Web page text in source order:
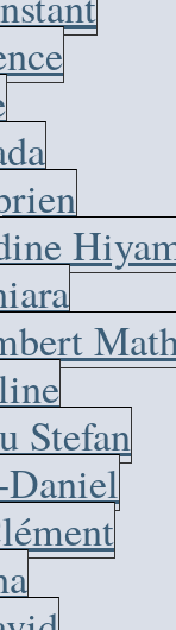
Stefan
Daniel